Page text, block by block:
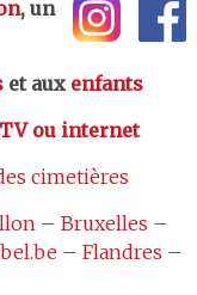
, un
et aux enfants
TV ou internet
cimetières
– Bruxelles –
– Flandres –